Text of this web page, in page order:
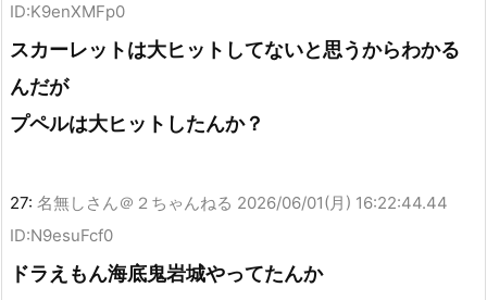
ID:K9enXMFp0
スカーレットは大ヒットしてないと思うからわかる
んだが
プペルは大ヒットしたんか？
27: 名無しさん＠２ちゃんねる 2026/06/01(月) 16:22:44.44
ID:N9esuFcf0
ドラえもん海底鬼岩城やってたんか